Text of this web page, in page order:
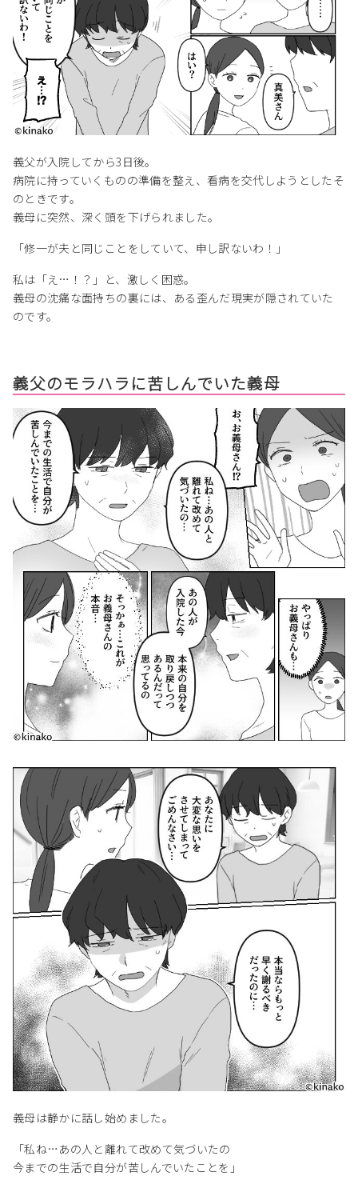
義父が入院してから3日後。
病院に持っていくものの準備を整え、看病を交代しようとしたそ
のときです。
義母に突然、深く頭を下げられました。
「修一が夫と同じことをしていて、申し訳ないわ！」
私は「え…！？」と、激しく困惑。
義母の沈痛な面持ちの裏には、ある歪んだ現実が隠されていた
のです。
義父のモラハラに苦しんでいた義母
義母は静かに話し始めました。
「私ね…あの人と離れて改めて気づいたの
今までの生活で自分が苦しんでいたことを」